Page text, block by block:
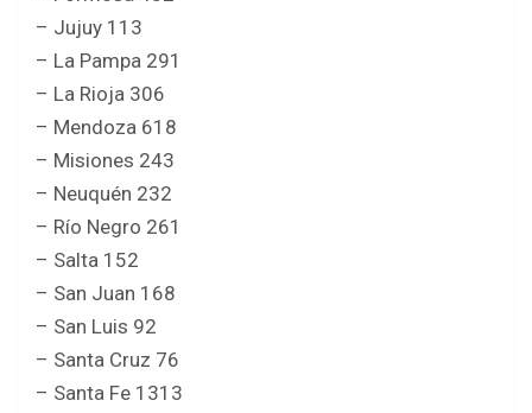
– Jujuy 113
– La Pampa 291
– La Rioja 306
– Mendoza 618
– Misiones 243
– Neuquén 232
– Río Negro 261
– Salta 152
– San Juan 168
– San Luis 92
– Santa Cruz 76
– Santa Fe 1313